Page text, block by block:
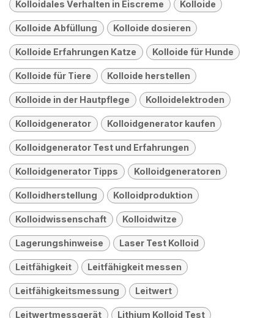
Kolloidales Verhalten in Eiscreme Kolloide
Kolloide Abfüllung Kolloide dosieren
Kolloide Erfahrungen Katze Kolloide für Hunde
Kolloide für Tiere Kolloide herstellen
Kolloide in der Hautpflege Kolloidelektroden
Kolloidgenerator Kolloidgenerator kaufen
Kolloidgenerator Test und Erfahrungen
Kolloidgenerator Tipps Kolloidgeneratoren
Kolloidherstellung Kolloidproduktion
Kolloidwissenschaft Kolloidwitze
Lagerungshinweise Laser Test Kolloid
Leitfähigkeit Leitfähigkeit messen
Leitfähigkeitsmessung Leitwert
Leitwertmessgerät Lithium Kolloid Test